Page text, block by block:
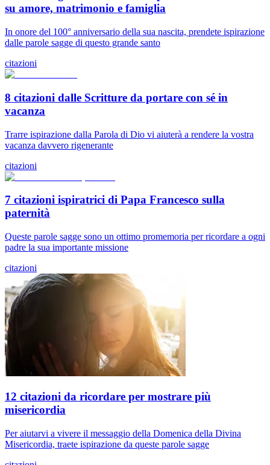
su amore, matrimonio e famiglia
In onore del 100° anniversario della sua nascita, prendete ispirazione
dalle parole sagge di questo grande santo
citazioni
8 citazioni dalle Scritture da portare con sé in
vacanza
Trarre ispirazione dalla Parola di Dio vi aiuterà a rendere la vostra
vacanza davvero rigenerante
citazioni
7 citazioni ispiratrici di Papa Francesco sulla
paternità
Queste parole sagge sono un ottimo promemoria per ricordare a ogni
padre la sua importante missione
citazioni
12 citazioni da ricordare per mostrare più
misericordia
Per aiutarvi a vivere il messaggio della Domenica della Divina
Misericordia, traete ispirazione da queste parole sagge